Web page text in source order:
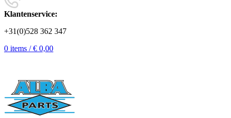
Klantenservice:
+31(0)528 362 347
0 items / € 0,00